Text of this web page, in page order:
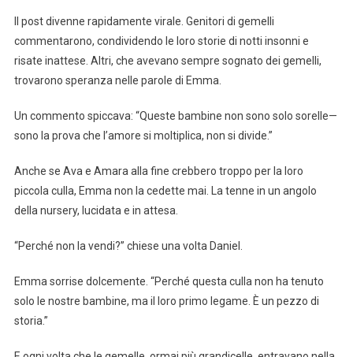
Il post divenne rapidamente virale. Genitori di gemelli
commentarono, condividendo le loro storie di notti insonni e
risate inattese. Altri, che avevano sempre sognato dei gemelli,
trovarono speranza nelle parole di Emma.
Un commento spiccava: “Queste bambine non sono solo sorelle—
sono la prova che l’amore si moltiplica, non si divide.”
Anche se Ava e Amara alla fine crebbero troppo per la loro
piccola culla, Emma non la cedette mai. La tenne in un angolo
della nursery, lucidata e in attesa.
“Perché non la vendi?” chiese una volta Daniel.
Emma sorrise dolcemente. “Perché questa culla non ha tenuto
solo le nostre bambine, ma il loro primo legame. È un pezzo di
storia.”